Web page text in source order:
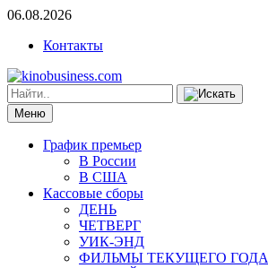
06.08.2026
Контакты
Меню
График премьер
В России
В США
Кассовые сборы
ДЕНЬ
ЧЕТВЕРГ
УИК-ЭНД
ФИЛЬМЫ ТЕКУЩЕГО ГОДА